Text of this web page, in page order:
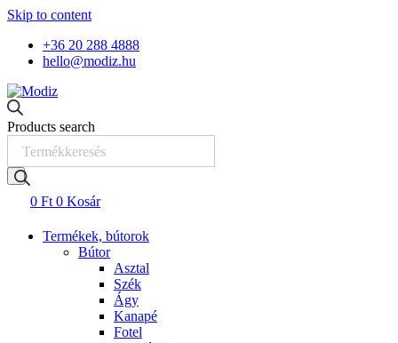
Skip to content
+36 20 288 4888
hello@modiz.hu
Products search
0 Ft 0 Kosár
Termékek, bútorok
Bútor
Asztal
Szék
Ágy
Kanapé
Fotel